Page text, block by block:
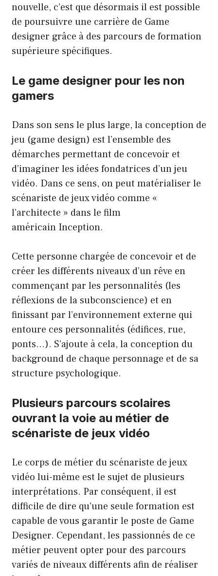
nouvelle, c’est que désormais il est possible
de poursuivre une carrière de Game
designer grâce à des parcours de formation
supérieure spécifiques.
Le game designer pour les non
gamers
Dans son sens le plus large, la conception de
jeu (game design) est l’ensemble des
démarches permettant de concevoir et
d’imaginer les idées fondatrices d’un jeu
vidéo. Dans ce sens, on peut matérialiser le
scénariste de jeux vidéo comme «
l’architecte » dans le film
américain Inception.
Cette personne chargée de concevoir et de
créer les différents niveaux d’un rêve en
commençant par les personnalités (les
réflexions de la subconscience) et en
finissant par l’environnement externe qui
entoure ces personnalités (édifices, rue,
ponts…). S’ajoute à cela, la conception du
background de chaque personnage et de sa
structure psychologique.
Plusieurs parcours scolaires
ouvrant la voie au métier de
scénariste de jeux vidéo
Le corps de métier du scénariste de jeux
vidéo lui-même est le sujet de plusieurs
interprétations. Par conséquent, il est
difficile de dire qu’une seule formation est
capable de vous garantir le poste de Game
Designer. Cependant, les passionnés de ce
métier peuvent opter pour des parcours
variés de niveaux différents afin de réaliser